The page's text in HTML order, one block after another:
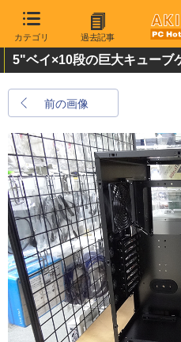
カテゴリ 過去記事
5"ベイ×10段の巨大キューブ
前の画像